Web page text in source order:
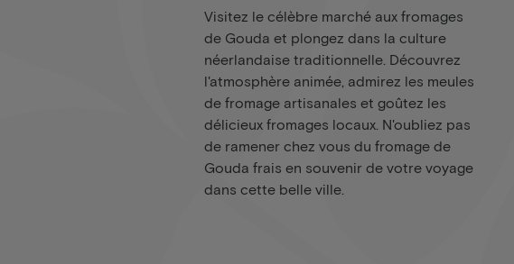
Visitez le célèbre marché aux fromages
de Gouda et plongez dans la culture
néerlandaise traditionnelle. Découvrez
l'atmosphère animée, admirez les meules
de fromage artisanales et goûtez les
délicieux fromages locaux. N'oubliez pas
de ramener chez vous du fromage de
Gouda frais en souvenir de votre voyage
dans cette belle ville.